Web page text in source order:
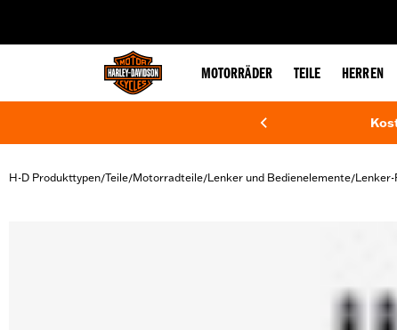
MOTORRÄDER TEILE HERREN
H-D Produkttypen/Teile/Motorradteile/Lenker und Bedienelemente/Lenker-